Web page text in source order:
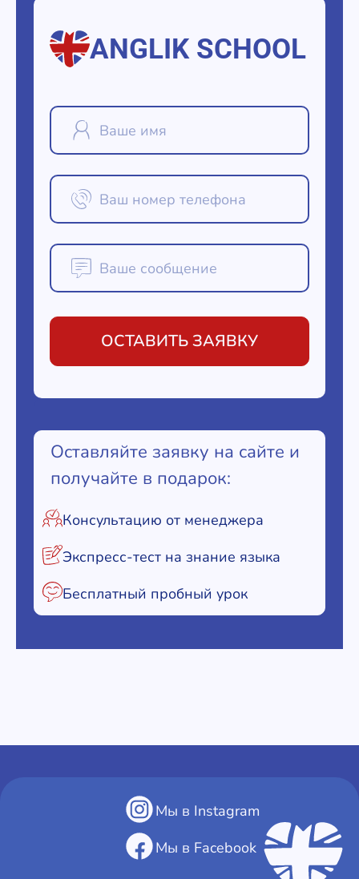
Оставляйте заявку на сайте и
получайте в подарок:
Консультацию от менеджера
Экспресс-тест на знание языка
Бесплатный пробный урок
ANGLIK SCHOOL
Мы в Instagram
Мы в Facebook